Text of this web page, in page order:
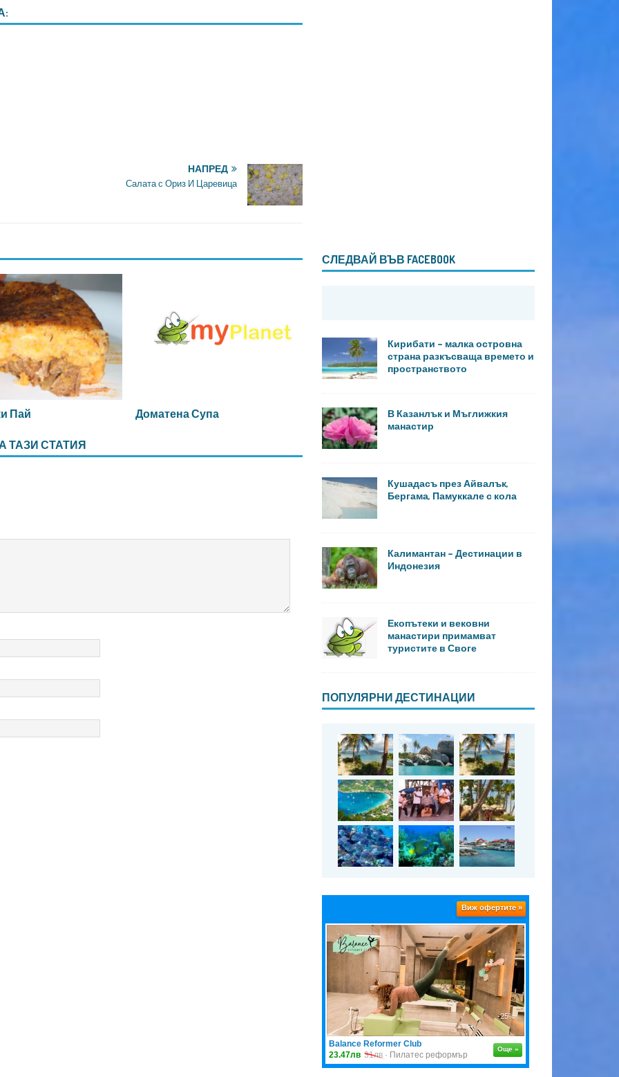
НАПРЕД
Салата с Ориз И Царевица
Пай Доматена Супа
ТАЗИ СТАТИЯ
СЛЕДВАЙ ВЪВ FACEBOOK
Кирибати – малка островна
страна разкъсваща времето и
пространството
В Казанлък и Мъглижкия
манастир
Кушадасъ през Айвалък,
Бергама, Памуккале с кола
Калимантан – Дестинации в
Индонезия
Екопътеки и вековни
манастири примамват
туристите в Своге
ПОПУЛЯРНИ ДЕСТИНАЦИИ